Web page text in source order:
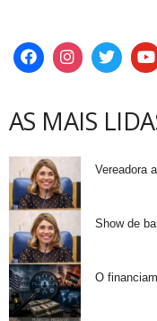
AS MAIS
Vereadora
Show de
O